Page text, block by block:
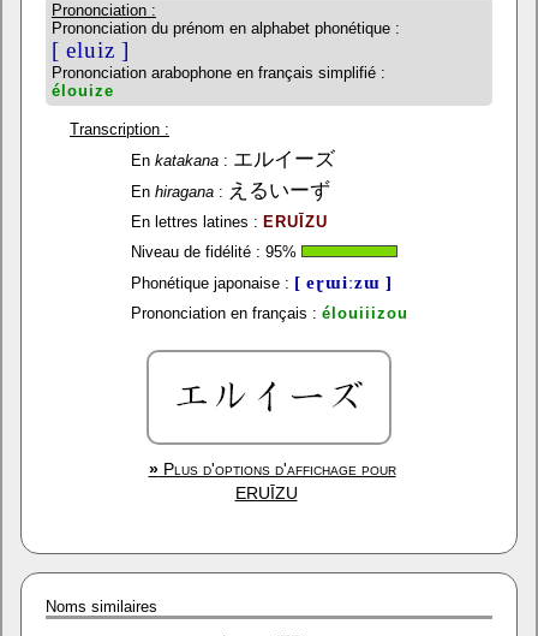
Prononciation :
Prononciation du prénom en alphabet phonétique :
[ eluiz ]
Prononciation arabophone en français simplifié :
élouize
Transcription :
En katakana: エルイーズ
En hiragana: えるいーず
En lettres latines : ERUĪZU
Niveau de fidélité : 95%
Phonétique japonaise : [ eɽɯiːzɯ ]
Prononciation en français : élouiiizou
»Plus d'options d'affichage pour
ERUĪZU
Noms similaires